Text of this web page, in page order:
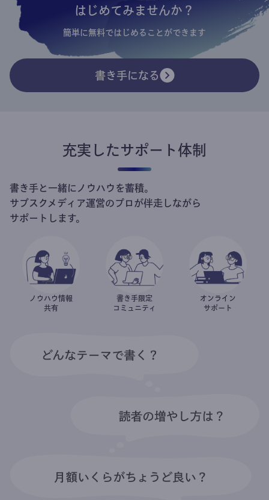
はじめてみませんか？
簡単に無料ではじめることができます
書き手になる
充実したサポート体制
書き手と一緒にノウハウを蓄積。
サブスクメディア運営のプロが伴走しながら
サポートします。
ノウハウ情報
共有
書き手限定
コミュニティ
オンライン
サポート